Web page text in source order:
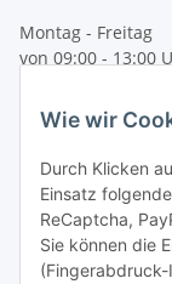
Montag - Freitag
von 09:00 - 13:00
Tel: +49 (0) 5132
E-Mail:
Wie wir
Durch Klicken
Einsatz
ReCaptcha,
Sie können die